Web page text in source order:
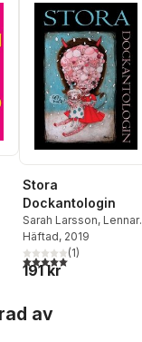
antal röster:
Stora
Dockantologin
Sarah Larsson, Lennart
Lundstedt,Beata Fabi
Malsch,Patricia Buske
Johanna Wideholt
Ludanyi
Häftad, 2019
5,0utav 5 stjärnor.
(1)
191 kr
av